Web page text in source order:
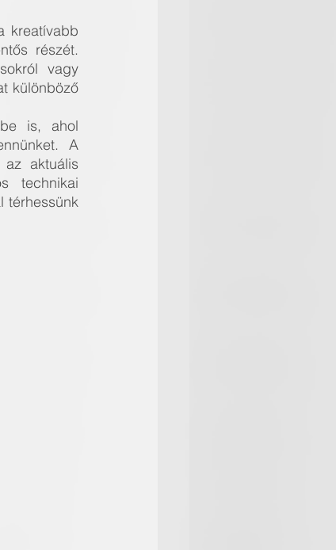
kreatívabb
részét.
vagy
különböző
is, ahol
A
az aktuális
technikai
térhessünk